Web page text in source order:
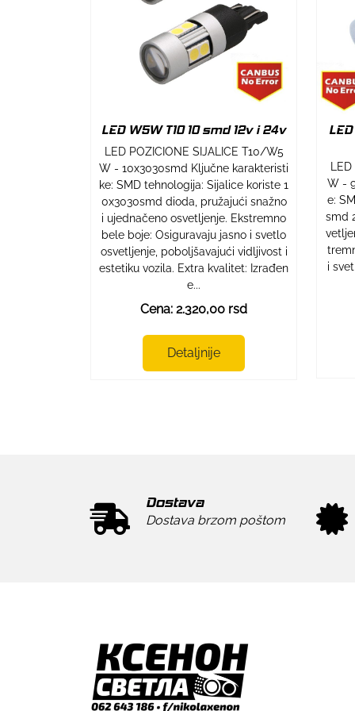
LED W5W T10 10 smd 12v i 24v
LED POZICIONE SIJALICE T10/W5
W - 10x3030smd Ključne karakteristi
ke: SMD tehnologija: Sijalice koriste 1
0x3030smd dioda, pružajući snažno
i ujednačeno osvetljenje. Ekstremno
bele boje: Osiguravaju jasno i svetlo
osvetljenje, poboljšavajući vidljivost i
estetiku vozila. Extra kvalitet: Izrađen
e...
Cena: 2.320,00 rsd
Detaljnije
W -
e:
smd
i
Dostava
Dostava brzom poštom